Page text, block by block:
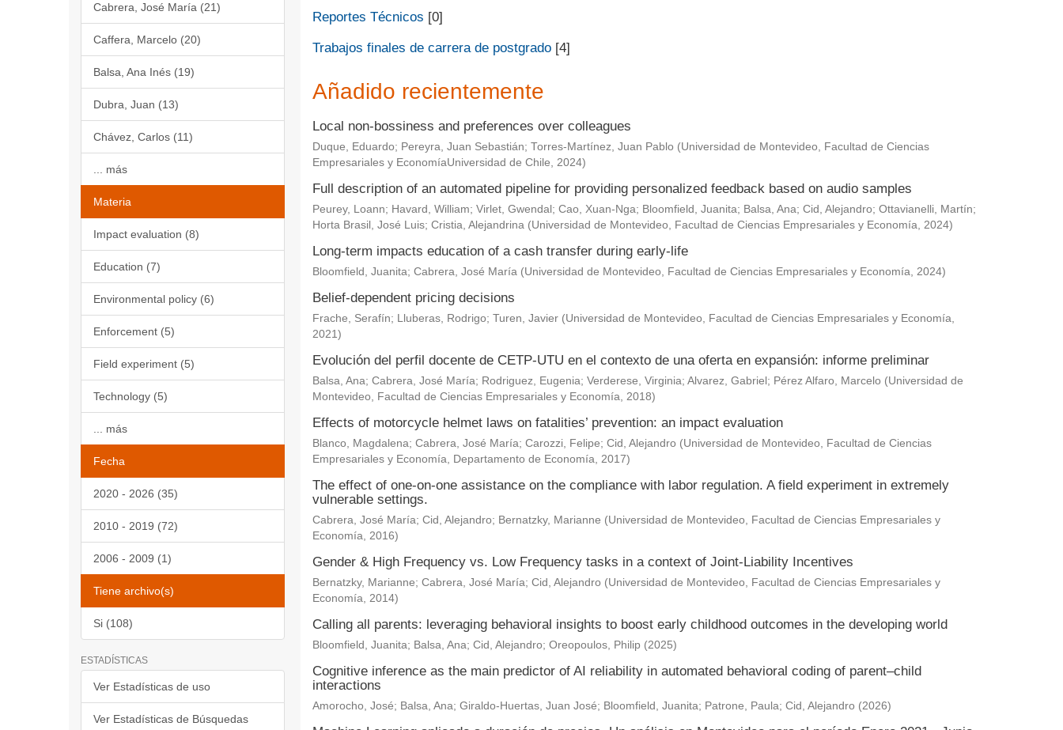
Cabrera, José María (21)
Caffera, Marcelo (20)
Balsa, Ana Inés (19)
Dubra, Juan (13)
Chávez, Carlos (11)
... más
Materia
Impact evaluation (8)
Education (7)
Environmental policy (6)
Enforcement (5)
Field experiment (5)
Technology (5)
... más
Fecha
2020 - 2026 (35)
2010 - 2019 (72)
2006 - 2009 (1)
Tiene archivo(s)
Si (108)
ESTADÍSTICAS
Ver Estadísticas de uso
Ver Estadísticas de Búsquedas
Reportes Técnicos [0]
Trabajos finales de carrera de postgrado[4]
Añadido recientemente
Local non-bossiness and preferences over colleagues
Duque, Eduardo; Pereyra, Juan Sebastián; Torres-Martínez, Juan Pablo (Universidad de Montevideo, Facultad de Ciencias
Empresariales y EconomíaUniversidad de Chile, 2024)
Full description of an automated pipeline for providing personalized feedback based on audio samples
Peurey, Loann; Havard, William; Virlet, Gwendal ; Cao, Xuan-Nga; Bloomfield, Juanita; Balsa, Ana; Cid, Alejandro; Ottavianelli, Martín;
Horta Brasil, José Luis; Cristia, Alejandrina (Universidad de Montevideo, Facultad de Ciencias Empresariales y Economía, 2024)
Long-term impacts education of a cash transfer during early-life
Bloomfield, Juanita; Cabrera, José María (Universidad de Montevideo, Facultad de Ciencias Empresariales y Economía, 2024)
Belief-dependent pricing decisions
Frache, Serafín; Lluberas, Rodrigo; Turen, Javier (Universidad de Montevideo, Facultad de Ciencias Empresariales y Economía,
2021)
Evolución del perfil docente de CETP-UTU en el contexto de una oferta en expansión: informe preliminar
Balsa, Ana; Cabrera, José María; Rodriguez, Eugenia; Verderese, Virginia; Alvarez, Gabriel ; Pérez Alfaro, Marcelo (Universidad de
Montevideo, Facultad de Ciencias Empresariales y Economía, 2018)
Effects of motorcycle helmet laws on fatalities’ prevention: an impact evaluation
Blanco, Magdalena; Cabrera, José María; Carozzi, Felipe; Cid, Alejandro (Universidad de Montevideo, Facultad de Ciencias
Empresariales y Economía, Departamento de Economía, 2017)
The effect of one-on-one assistance on the compliance with labor regulation. A field experiment in extremely
vulnerable settings.
Cabrera, José María; Cid, Alejandro; Bernatzky, Marianne (Universidad de Montevideo, Facultad de Ciencias Empresariales y
Economía, 2016)
Gender & High Frequency vs. Low Frequency tasks in a context of Joint-Liability Incentives
Bernatzky, Marianne; Cabrera, José María; Cid, Alejandro (Universidad de Montevideo, Facultad de Ciencias Empresariales y
Economía, 2014)
Calling all parents: leveraging behavioral insights to boost early childhood outcomes in the developing world
Bloomfield, Juanita; Balsa, Ana; Cid, Alejandro; Oreopoulos, Philip (2025)
Cognitive inference as the main predictor of AI reliability in automated behavioral coding of parent–child
interactions
Amorocho, José; Balsa, Ana; Giraldo-Huertas, Juan José; Bloomfield, Juanita; Patrone, Paula; Cid, Alejandro (2026)